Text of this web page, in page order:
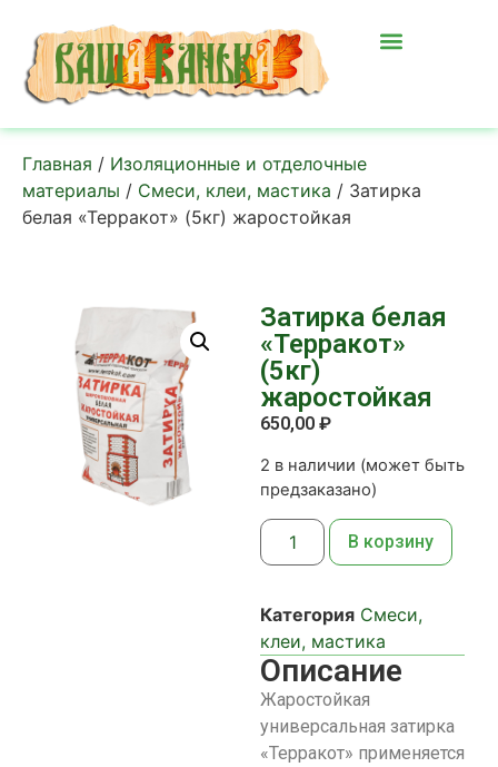
Главная / Изоляционные и отделочные
материалы / Смеси, клеи, мастика / Затирка
белая «Терракот» (5кг) жаростойкая
Затирка белая
«Терракот»
(5кг)
жаростойкая
650,00 ₽
2 в наличии (может быть
предзаказано)
В корзину
Категория Смеси,
клеи, мастика
Описание
Жаростойкая
универсальная затирка
«Терракот» применяется